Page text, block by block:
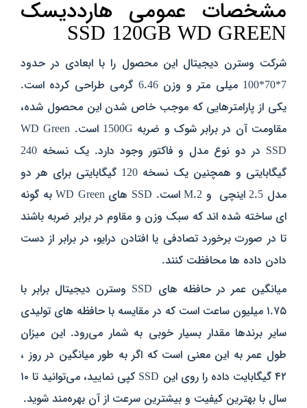
مشخصات عمومی هارددیسک
SSD 120GB WD GREEN
شرکت وسترن دیجیتال این محصول را با ابعادی در حدود
7*70*100 میلی متر و وزن 6.46 گرمی طراحی کرده است.
یکی از پارامترهایی که موجب خاص شدن این محصول شده،
مقاومت آن در برابر شوک و ضربه 1500G است.
WD Green
SSD در دو نوع مدل و فاکتور وجود دارد. یک نسخه 240
گیگابایتی و همچنین یک نسخه 120 گیگابایتی برای هر دو
مدل 2.5 اینچی و M.2 ‌است.
SSD های WD Green به گونه
ای ساخته شده اند که سبک وزن و مقاوم در برابر ضربه باشند
تا در صورت برخورد تصادفی یا افتادن درایو، در برابر از دست
دادن داده ها محافظت کنند.
میانگین عمر در حافظه های SSD وسترن دیجیتال برابر با
۱.۷۵ میلیون ساعت است که در مقایسه با حافظه های تولیدی
سایر برندها مقدار بسیار خوبی به‌ شمار می‌رود. این میزان
طول عمر به این معنی است که اگر به طور میانگین در روز ،
۴۲ گیگابایت داده را روی این SSD کپی نمایید، می‌توانید تا ۱۰
سال با بهترین کیفیت و بیشترین سرعت از آن بهره‌مند شوید.